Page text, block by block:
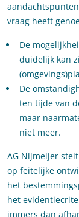
vraag heeft
De
duidelijk kan
De
ten tijde van
maar
niet meer.
AG Nijmeijer
op feitelijke
het
het
immers dan